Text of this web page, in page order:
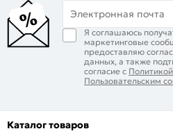
Электронная почта
Я соглашаюсь
маркетинговые
предоставляю
данных, а также
согласие с
Пользовательским
Каталог товаров